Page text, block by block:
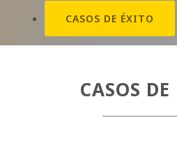
CASOS DE ÉXITO
CASOS